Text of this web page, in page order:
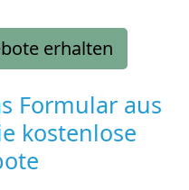
erhalten
Formular aus
kostenlose